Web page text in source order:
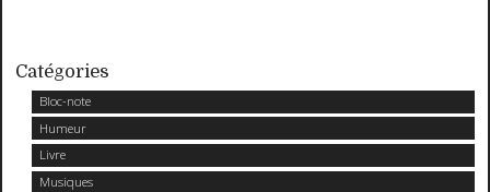
Catégories
Bloc-note
Humeur
Livre
Musiques